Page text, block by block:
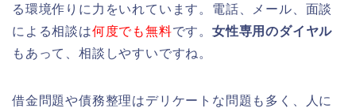
る環境作りに力をいれています。電話、メール、面談
による相談は何度でも無料です。女性専用のダイヤル
もあって、相談しやすいですね。
借金問題や債務整理はデリケートな問題も多く、人に